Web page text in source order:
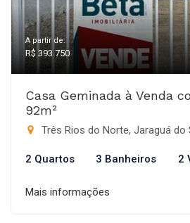
A partir de:
R$ 393.750
Casa Geminada à Venda
92m²
Três Rios do Norte, Jaraguá do
2 Quartos 3 Banheiros 2
Mais informações